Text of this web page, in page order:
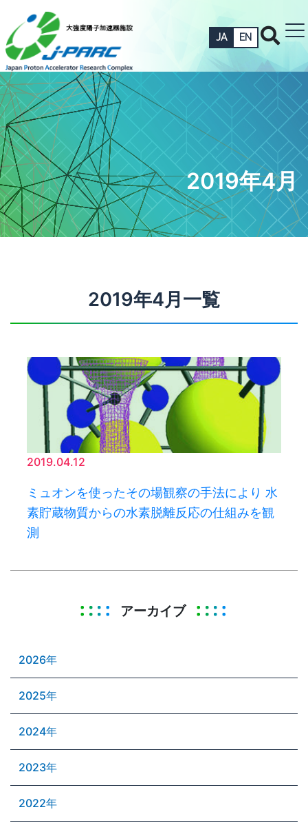
JA EN
2019年4月
2019年4月一覧
2019.04.12
ミュオンを使ったその場観察の手法により 水
素貯蔵物質からの水素脱離反応の仕組みを観
測
アーカイブ
2026年
2025年
2024年
2023年
2022年